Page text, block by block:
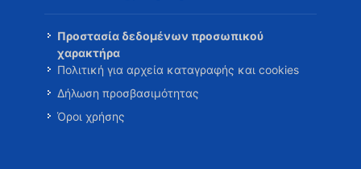
Προστασία δεδομένων προσωπικού
χαρακτήρα
Πολιτική για αρχεία καταγραφής και cookies
Δήλωση προσβασιμότητας
Όροι χρήσης